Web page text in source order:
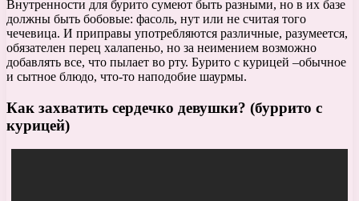
Внутренности для бурито сумеют быть разными, но в их базе
должны быть бобовые: фасоль, нут или не считая того
чечевица. И приправы употребляются различные, разумеется,
обязателен перец халапеньо, но за неимением возможно
добавлять все, что пылает во рту. Бурито с курицей –обычное
и сытное блюдо, что-то наподобие шаурмы.
Как захватить сердечко девушки? (буррито с
курицей)